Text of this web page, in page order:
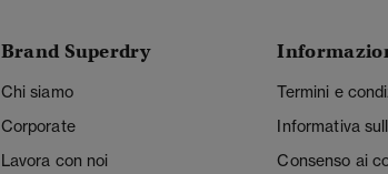
Brand Superdry
Chi siamo
Corporate
Lavora con noi
Termini e
Informativa
Consenso ai